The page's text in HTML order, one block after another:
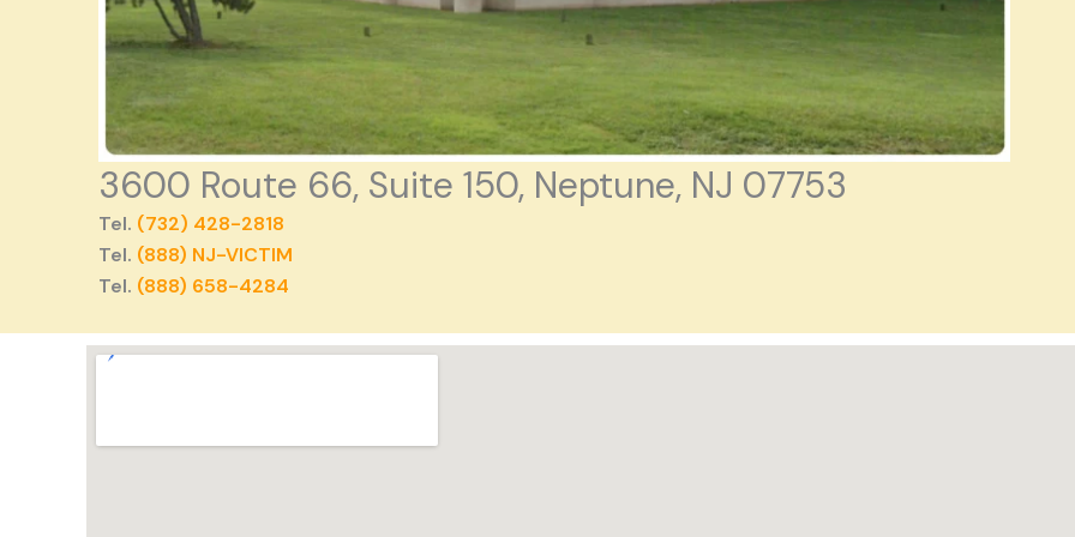
3600 Route 66, Suite 150, Neptune, NJ 07753
Tel. (732) 428-2818
Tel. (888) NJ-VICTIM
Tel. (888) 658-4284